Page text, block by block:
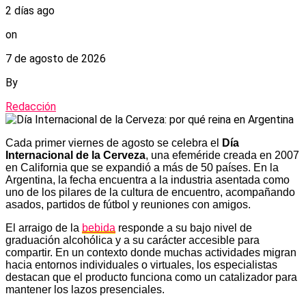
2 días ago
on
7 de agosto de 2026
By
Redacción
Cada primer viernes de agosto se celebra el
Día
Internacional de la Cerveza, una efeméride creada en 2007
en California que se expandió a más de 50 países. En la
Argentina, la fecha encuentra a la industria asentada como
uno de los pilares de la cultura de encuentro, acompañando
asados, partidos de fútbol y reuniones con amigos.
El arraigo de la bebida responde a su bajo nivel de
graduación alcohólica y a su carácter accesible para
compartir. En un contexto donde muchas actividades migran
hacia entornos individuales o virtuales, los especialistas
destacan que el producto funciona como un catalizador para
mantener los lazos presenciales.